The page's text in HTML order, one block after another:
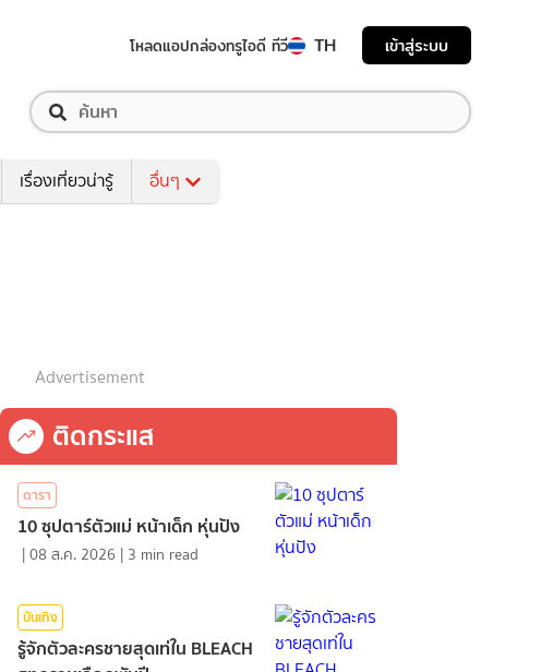
โหลดแอปกล่องทรูไอดี ทีวี TH เข้าสู่ระบบ
เรื่องเที่ยวน่ารู้ อื่นๆ
Advertisement
ติดกระแส
ดารา
10 ซุปตาร์ตัวแม่ หน้าเด็ก หุ่นปัง
|08 ส.ค. 2026 | 3 min read
บันเทิง
รู้จักตัวละครชายสุดเท่ใน BLEACH